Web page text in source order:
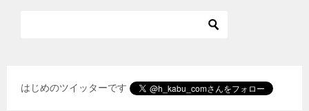
はじめのツイッターです